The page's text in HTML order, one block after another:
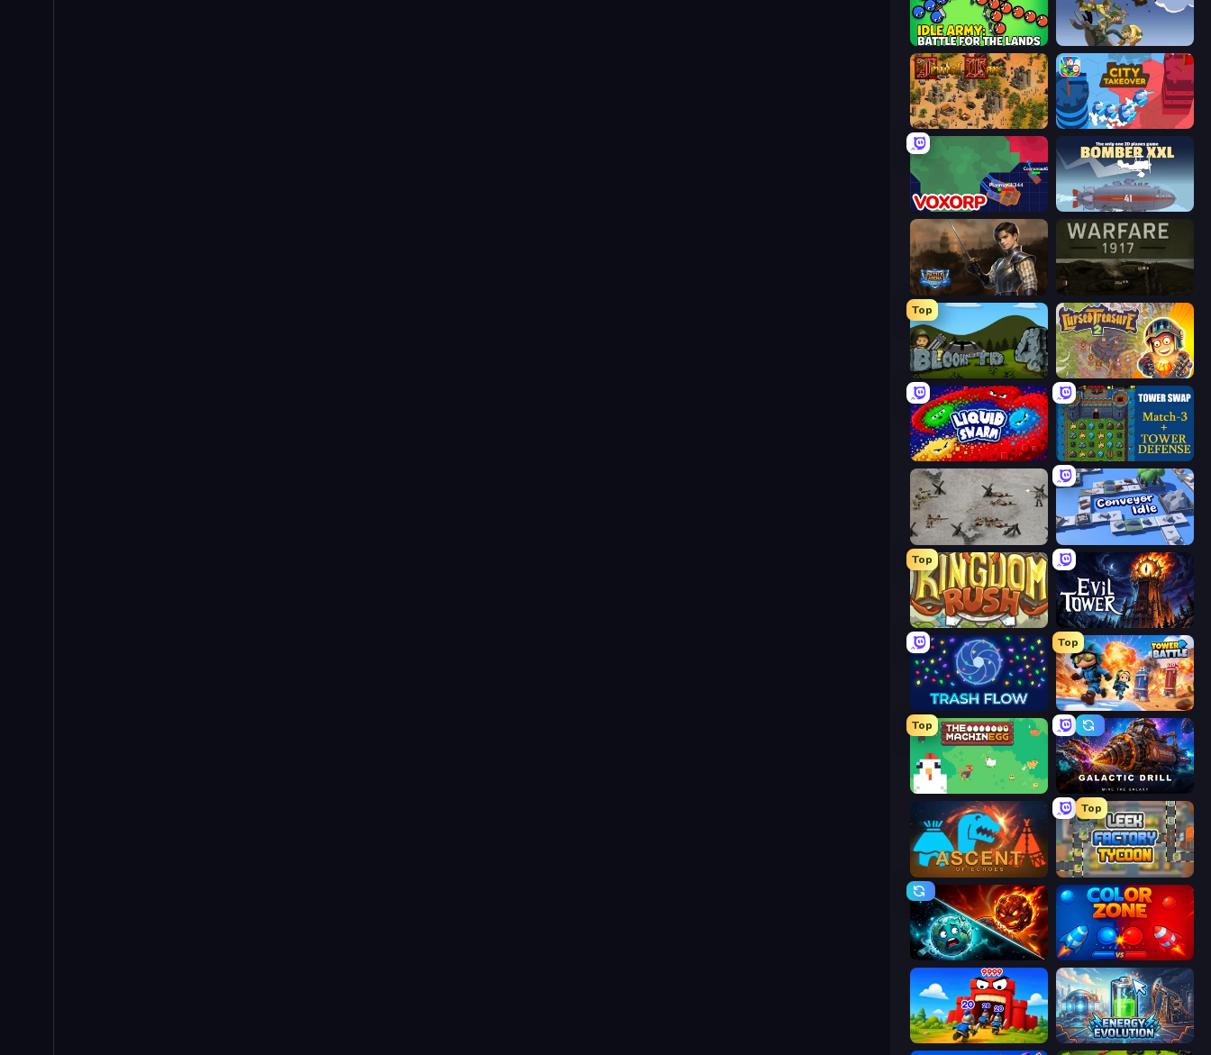
Idle Army: Battle for the Lands World Wars 2
Feudal Wars City Takeover
Voxorp Bomber XXL
Battle Arena Warfare 1917
Top
Bloons Tower Defense 4 Cursed Treasure 2
Liquid Swarm Tower Swap
Warfare 1944 Conveyor Idle
Top
Kingdom Rush Evil Tower
Trash Flow
Top
Tower Battle
Top
The MachinEGG Galactic Drill
Ascent of Echoes
Top
Leek Factory Tycoon
PlanetCrush 2 Color Zone
TimeWarriors Energy Evolution